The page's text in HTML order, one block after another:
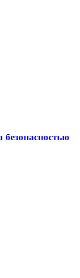
безопасностью